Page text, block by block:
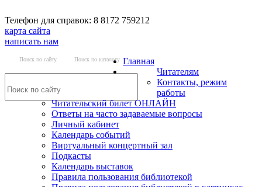
Телефон для справок: 8 8172 759212
карта сайта
написать нам
Поиск по сайту Поиск по каталогу Главная
Читателям
Контакты, режим
работы
Читательский билет ОНЛАЙН
Ответы на часто задаваемые вопросы
Личный кабинет
Календарь событий
Виртуальный концертный зал
Подкасты
Календарь выставок
Правила пользования библиотекой